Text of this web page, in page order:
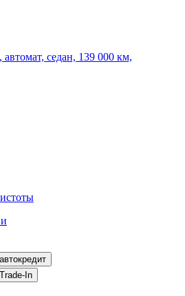
седан, 139 000 км,
на автокредит
на Trade-In